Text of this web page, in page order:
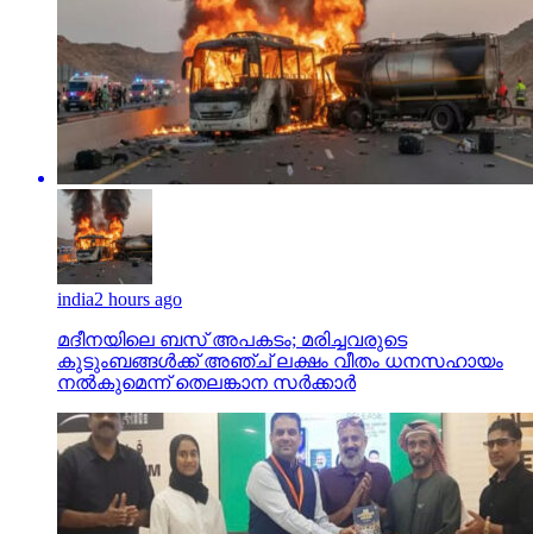
india2 hours ago
മദീനയിലെ ബസ് അപകടം; മരിച്ചവരുടെ
കുടുംബങ്ങള്‍ക്ക് അഞ്ച് ലക്ഷം വീതം ധനസഹായം
നല്‍കുമെന്ന് തെലങ്കാന സര്‍ക്കാര്‍